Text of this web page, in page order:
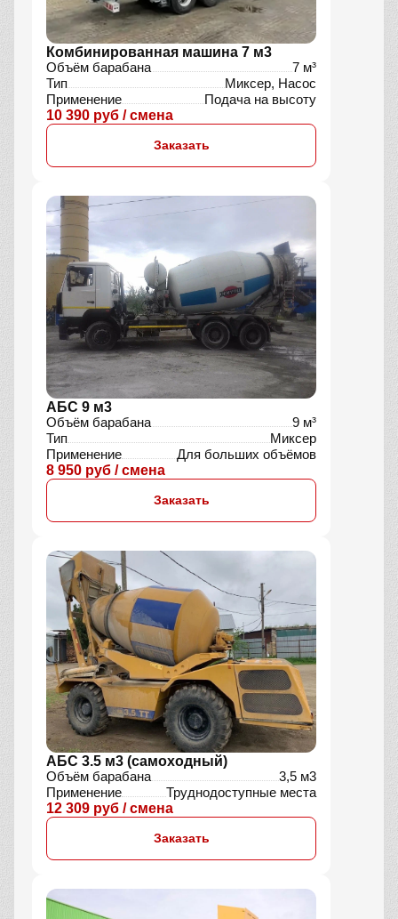
Комбинированная машина 7 м3
Объём барабана
7 м³
Тип
Миксер, Насос
Применение
Подача на высоту
10 390 руб / смена
Заказать
АБС 9 м3
Объём барабана
9 м³
Тип
Миксер
Применение
Для больших объёмов
8 950 руб / смена
Заказать
АБС 3.5 м3 (самоходный)
Объём барабана
3,5 м3
Применение
Труднодоступные места
12 309 руб / смена
Заказать